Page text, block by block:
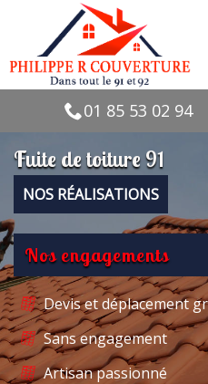
01 85 53 02 94
Fuite de toiture 91
NOS RÉALISATIONS
Nos engagements
Devis et déplacement
Sans engagement
Artisan passionné